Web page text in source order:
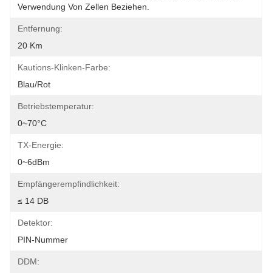
Verwendung Von Zellen Beziehen.
Entfernung:
20 Km
Kautions-Klinken-Farbe:
Blau/rot
Betriebstemperatur:
0~70°C
TX-Energie:
0~6dBm
Empfängerempfindlichkeit:
≤ 14 DB
Detektor:
PIN-Nummer
DDM: